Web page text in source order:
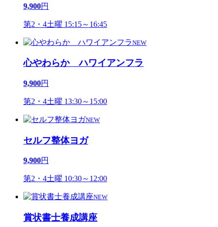
9,900円
第2・4土曜 15:15～16:45
NEW
心やわらか ハワイアンフラ
9,900円
第2・4土曜 13:30～15:00
NEW
セルフ整体ヨガ
9,900円
第2・4土曜 10:30～12:00
NEW
賞状書士養成講座